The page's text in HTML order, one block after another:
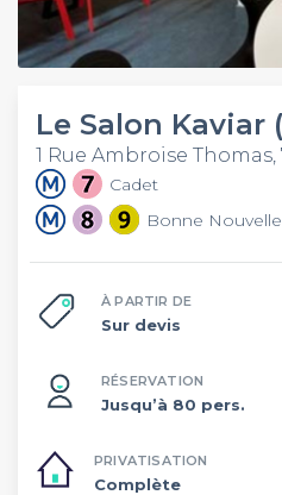
Le Salon Kaviar
1 Rue Ambroise Thomas,
Cadet
Bonne Nouvelle
À PARTIR DE
Sur devis
RÉSERVATION
Jusqu’à 80 pers.
PRIVATISATION
Complète